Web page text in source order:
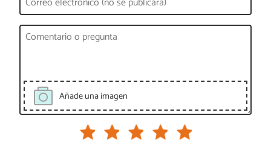
Añade una imagen